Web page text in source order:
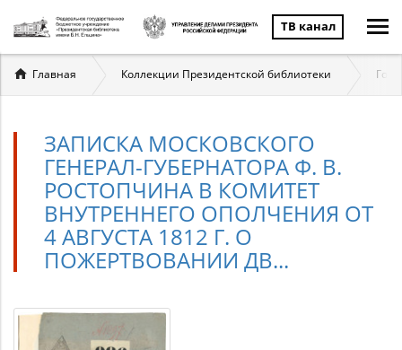
ТВ канал
Вы
здесь
Главная Коллекции Президентской библиотеки
ЗАПИСКА МОСКОВСКОГО
ГЕНЕРАЛ-ГУБЕРНАТОРА Ф. В.
РОСТОПЧИНА В КОМИТЕТ
ВНУТРЕННЕГО ОПОЛЧЕНИЯ ОТ
4 АВГУСТА 1812 Г. О
ПОЖЕРТВОВАНИИ ДВ...